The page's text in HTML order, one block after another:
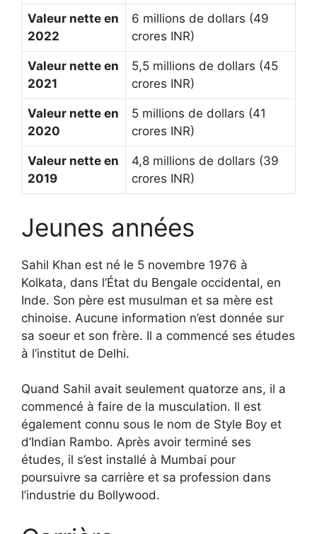
Valeur nette en
2022
6 millions de dollars (49
crores INR)
Valeur nette en
2021
5,5 millions de dollars (45
crores INR)
Valeur nette en
2020
5 millions de dollars (41
crores INR)
Valeur nette en
2019
4,8 millions de dollars (39
crores INR)
Jeunes années
Sahil Khan est né le 5 novembre 1976 à
Kolkata, dans l’État du Bengale occidental, en
Inde. Son père est musulman et sa mère est
chinoise. Aucune information n’est donnée sur
sa soeur et son frère. Il a commencé ses études
à l’institut de Delhi.
Quand Sahil avait seulement quatorze ans, il a
commencé à faire de la musculation. Il est
également connu sous le nom de Style Boy et
d’Indian Rambo. Après avoir terminé ses
études, il s’est installé à Mumbai pour
poursuivre sa carrière et sa profession dans
l’industrie du Bollywood.